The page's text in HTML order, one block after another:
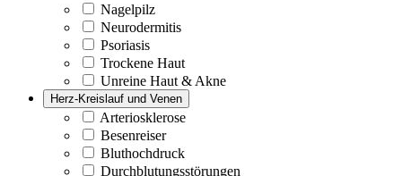
Nagelpilz
Neurodermitis
Psoriasis
Trockene Haut
Unreine Haut & Akne
Herz-Kreislauf und Venen
Arteriosklerose
Besenreiser
Bluthochdruck
Durchblutungsstörungen